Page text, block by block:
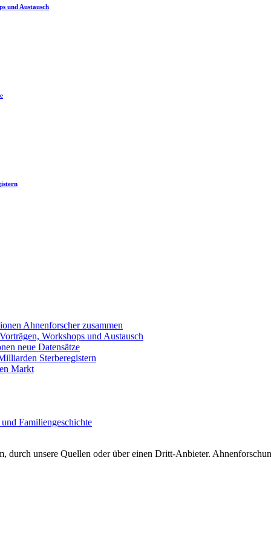
und Austausch
Ahnenforscher zusammen
Workshops und Austausch
neue Datensätze
Sterberegistern
Markt
Familiengeschichte
unsere Quellen oder über einen Dritt-Anbieter.